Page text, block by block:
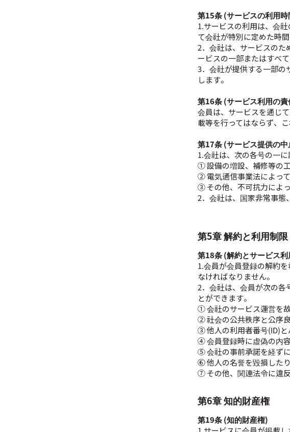
第15条 (サービスの利用時
1.サービスの利用は、会
て会社が特別に定めた時
2．会社は、サービスのた
ービスの一部またはすべ
3．会社が提供する一部の
します。
第16条 (サービス利用の責
会員は、サービスを通じ
載等を行ってはならず、
第17条 (サービス提供の中
1.会社は、次の各号の一
① 設備の増設、補修等の
② 電気通信事業法によっ
③ その他、不可抗力によ
2．会社は、国家非常事態
第5章 解約と利用制限
第18条 (解約とサービス
1.会員が会員登録の解約
なければなりません。
2．会社は、会員が次の各
とができます。
① 会社のサービス運営を
② 社会の公共秩序と公序
③ 他人の利用者番号(ID)
④ 会員登録時に虚偽の内
⑤ 会社の事前承諾を経ず
⑥ 他人の名誉を毀損した
⑦ その他、関連法令に違
第6章 知的財産権
第19条 (知的財産権)